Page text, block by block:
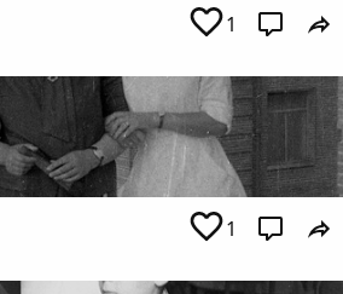
1
1